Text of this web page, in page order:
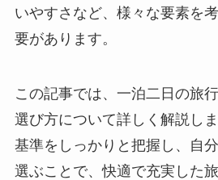
いやすさなど、様々な要素を
要があります。
この記事では、一泊二日の旅
選び方について詳しく解説し
基準をしっかりと把握し、自
選ぶことで、快適で充実した